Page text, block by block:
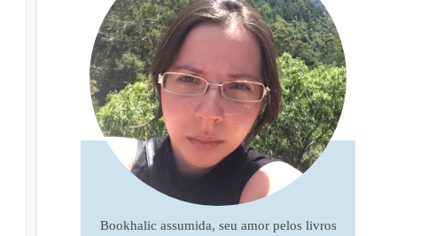
Bookhalic assumida, seu amor pelos livros